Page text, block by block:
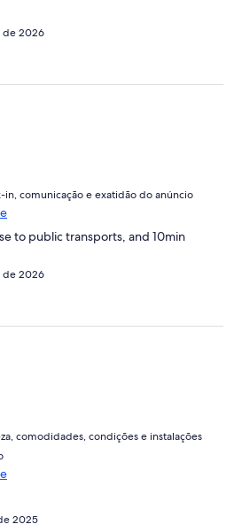
de 2026
in, comunicação e exatidão do anúncio
to public transports, and 10min
de 2026
comodidades, condições e instalações
2025